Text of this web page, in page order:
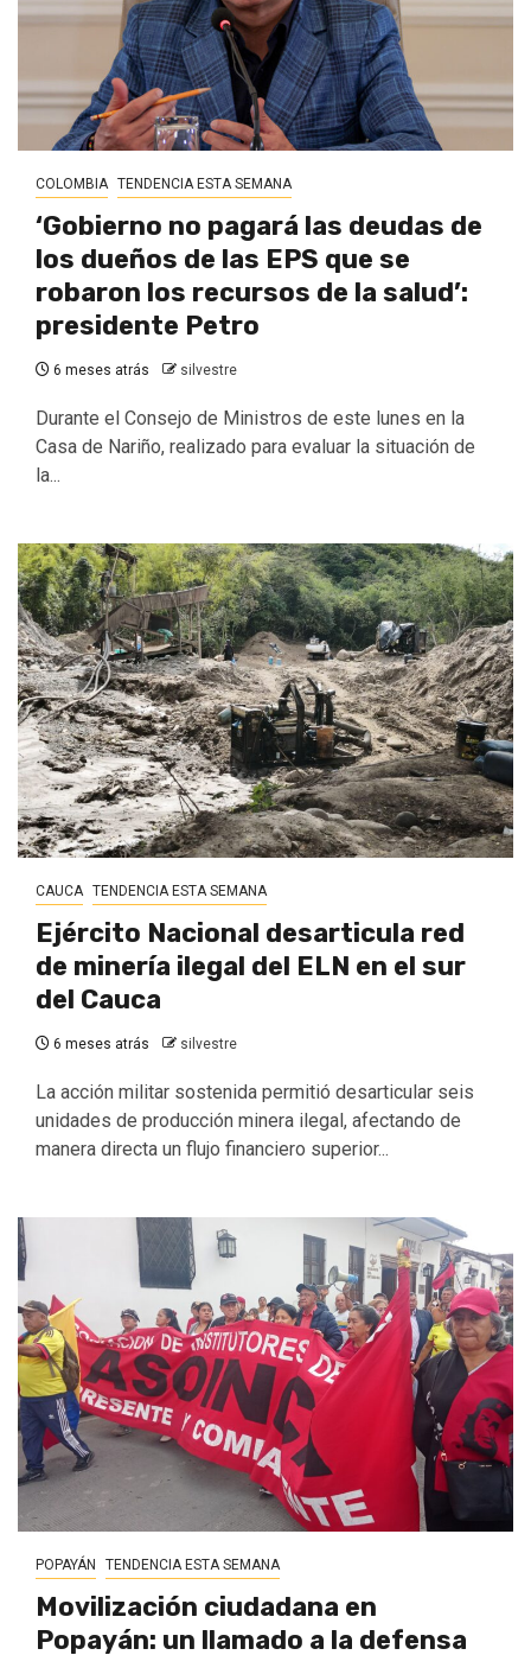
COLOMBIA TENDENCIA ESTA SEMANA
‘Gobierno no pagará las deudas de
los dueños de las EPS que se
robaron los recursos de la salud’:
presidente Petro
6 meses atrás silvestre
Durante el Consejo de Ministros de este lunes en la
Casa de Nariño, realizado para evaluar la situación de
la...
CAUCA TENDENCIA ESTA SEMANA
Ejército Nacional desarticula red
de minería ilegal del ELN en el sur
del Cauca
6 meses atrás silvestre
La acción militar sostenida permitió desarticular seis
unidades de producción minera ilegal, afectando de
manera directa un flujo financiero superior...
POPAYÁN TENDENCIA ESTA SEMANA
Movilización ciudadana en
Popayán: un llamado a la defensa